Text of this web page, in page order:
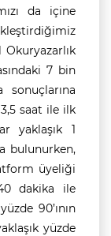
da içine
7 bin
sonuçlarına
saat ile ilk
yaklaşık 1
bulunurken,
üyeliği
dakika ile
90’ının
yüzde